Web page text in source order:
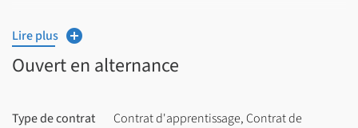
semaines en entreprise/ 2 semaines à l’IUT » jusqu’au
printemps, le reste de l’année est réalisé en entreprise.
Lire plus
Ouvert en alternance
Type de contrat
Contrat d'apprentissage, Contrat de